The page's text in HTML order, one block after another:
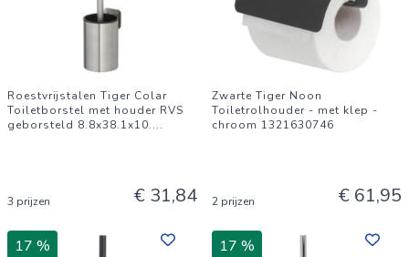
Roestvrijstalen Tiger Colar
Toiletborstel met houder RVS
geborsteld 8.8x38.1x10....
3 prijzen € 31,84
Zwarte Tiger Noon
Toiletrolhouder - met klep -
chroom 1321630746
2 prijzen € 61,95
17 % 17 %